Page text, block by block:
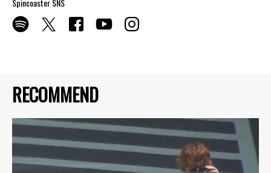
RECOMMEND
Spincoaster SNS